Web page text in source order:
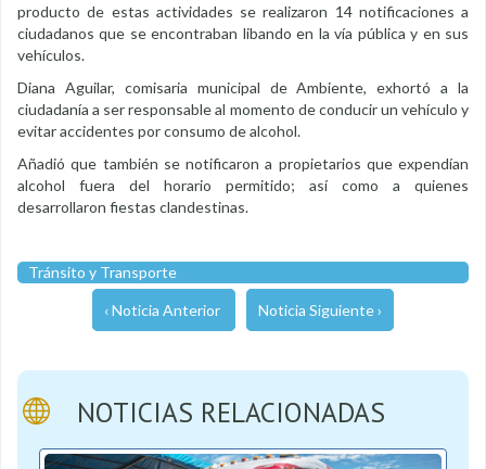
producto de estas actividades se realizaron 14 notificaciones a
ciudadanos que se encontraban libando en la vía pública y en sus
vehículos.
Diana Aguilar, comisaria municipal de Ambiente, exhortó a la
ciudadanía a ser responsable al momento de conducir un vehículo y
evitar accidentes por consumo de alcohol.
Añadió que también se notificaron a propietarios que expendían
alcohol fuera del horario permitido; así como a quienes
desarrollaron fiestas clandestinas.
Tránsito y Transporte
‹ Noticia Anterior Noticia Siguiente ›
NOTICIAS RELACIONADAS